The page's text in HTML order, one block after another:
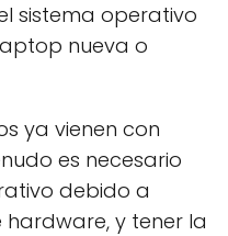
sistema operativo
nueva o
ya vienen con
es necesario
debido a
y tener la